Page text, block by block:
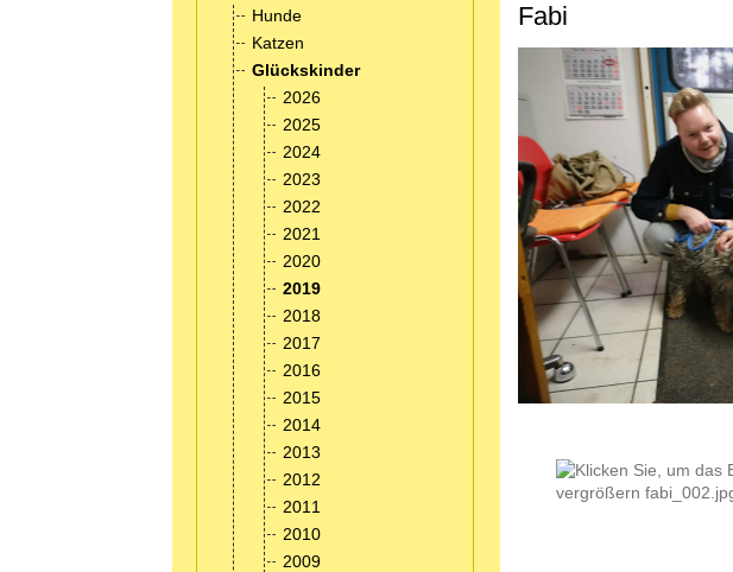
Hunde
Katzen
Glückskinder
2026
2025
2024
2023
2022
2021
2020
2019
2018
2017
2016
2015
2014
2013
2012
2011
2010
2009
Fabi